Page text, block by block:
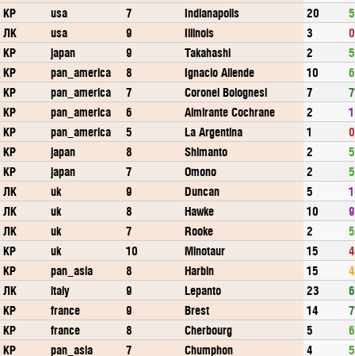
КР
usa 7 Indianapolis 20
ЛК
usa 9 Illinois 3
0
КР
japan 9 Takahashi 2
КР
pan_america 8 Ignacio Allende 10
КР
pan_america 7 Coronel Bolognesi 7
КР
pan_america 6 Almirante Cochrane 2
КР
pan_america 5 La Argentina 1
0
КР
japan 8 Shimanto 2
КР
japan 7 Omono 2
ЛК
uk 9 Duncan 5
ЛК
uk 8 Hawke 10
ЛК
uk 7 Rooke 2
КР
uk 10 Minotaur 15
КР
pan_asia 8 Harbin 15
ЛК
italy 9 Lepanto 23
КР
france 9 Brest 14
КР
france 8 Cherbourg 5
КР
pan_asia 7 Chumphon 4